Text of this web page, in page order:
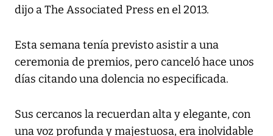
dijo a The Associated Press en el 2013.
Esta semana tenía previsto asistir a una
ceremonia de premios, pero canceló hace unos
días citando una dolencia no especificada.
Sus cercanos la recuerdan alta y elegante, con
una voz profunda y majestuosa, era inolvidable